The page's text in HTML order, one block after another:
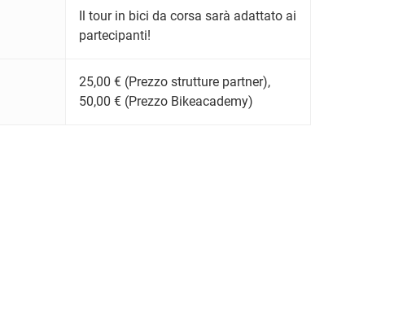
Il tour in bici da corsa sarà adattato ai
partecipanti!
25,00 € (Prezzo strutture partner),
50,00 € (Prezzo Bikeacademy)